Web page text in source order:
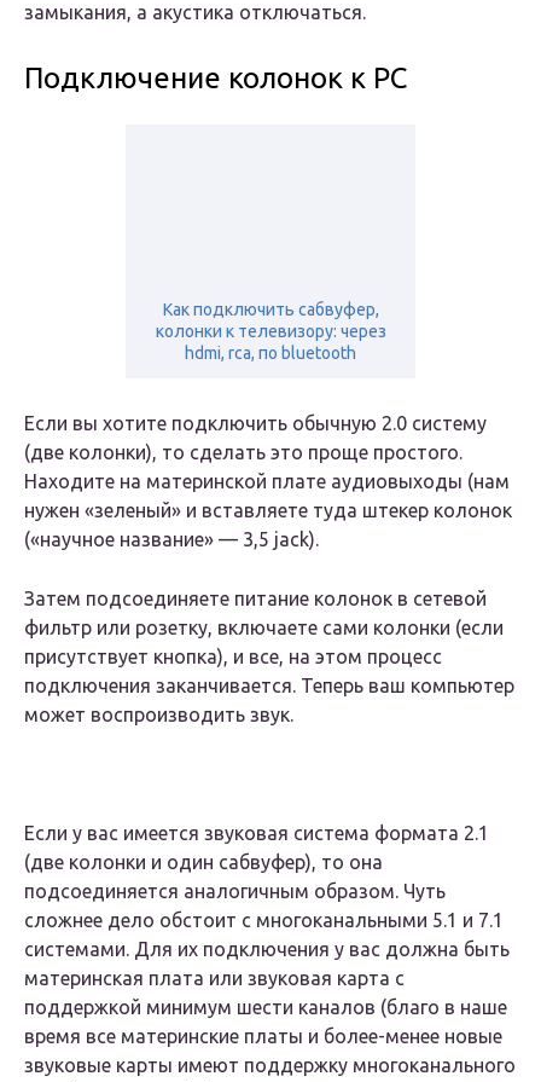
замыкания, а акустика отключаться.
Подключение колонок к PC
Как подключить сабвуфер,
колонки к телевизору: через
hdmi, rca, по bluetooth
Если вы хотите подключить обычную 2.0 систему
(две колонки), то сделать это проще простого.
Находите на материнской плате аудиовыходы (нам
нужен «зеленый» и вставляете туда штекер колонок
(«научное название» — 3,5 jack).
Затем подсоединяете питание колонок в сетевой
фильтр или розетку, включаете сами колонки (если
присутствует кнопка), и все, на этом процесс
подключения заканчивается. Теперь ваш компьютер
может воспроизводить звук.
Если у вас имеется звуковая система формата 2.1
(две колонки и один сабвуфер), то она
подсоединяется аналогичным образом. Чуть
сложнее дело обстоит с многоканальными 5.1 и 7.1
системами. Для их подключения у вас должна быть
материнская плата или звуковая карта с
поддержкой минимум шести каналов (благо в наше
время все материнские платы и более-менее новые
звуковые карты имеют поддержку многоканального